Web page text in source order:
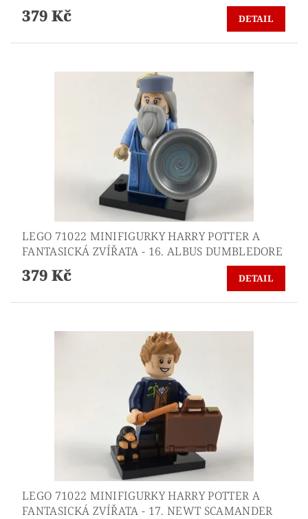
379 Kč DETAIL
LEGO 71022 MINIFIGURKY HARRY POTTER A
FANTASICKÁ ZVÍŘATA - 16. ALBUS DUMBLEDORE
379 Kč DETAIL
LEGO 71022 MINIFIGURKY HARRY POTTER A
FANTASICKÁ ZVÍŘATA - 17. NEWT SCAMANDER